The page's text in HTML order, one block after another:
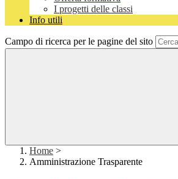
I progetti delle classi
Info utili
Campo di ricerca per le pagine del sito
Home >
Amministrazione Trasparente